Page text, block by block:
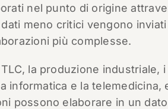
nel punto di origine
meno critici vengono inviati
più complesse.
la produzione industriale, i
informatica e la telemedicina,
possono elaborare in un dato